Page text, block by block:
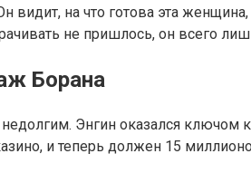
на что готова эта
не пришлось, он всего
Борана
Энгин оказался
и теперь должен 15